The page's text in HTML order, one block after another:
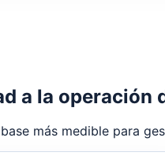
a la operación
más medible para